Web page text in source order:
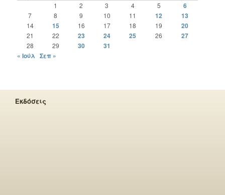
1 2 3 4 5 6
7 8 9 10 11 12 13
14 15 16 17 18 19 20
21 22 23 24 25 26 27
28 29 30
31
« Ιούλ Σεπ »
Εκδόσεις